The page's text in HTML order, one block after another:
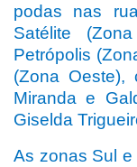
podas nas
Satélite
Petrópolis
(Zona Oeste),
Miranda e
Giselda
As zonas Sul